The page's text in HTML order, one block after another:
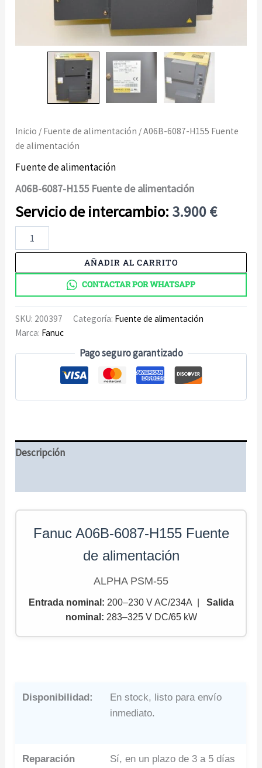
Inicio / Fuente de alimentación / A06B-6087-H155 Fuente
de alimentación
Fuente de alimentación
A06B-6087-H155 Fuente de alimentación
3.900€
6087-
H155
AÑADIR AL CARRITO
CONTACTAR POR WHATSAPP
SKU: 200397 Categoría: Fuente de alimentación
Marca: Fanuc
Pago seguro garantizado
Descripción
Fanuc A06B-6087-H155 Fuente
de alimentación
ALPHA PSM-55
Entrada nominal: 200–230 V AC/234A | Salida
nominal : 283–325 V DC/65 kW
Disponibilidad:
En stock, listo para envío
inmediato.
Reparación
Sí, en un plazo de 3 a 5 días